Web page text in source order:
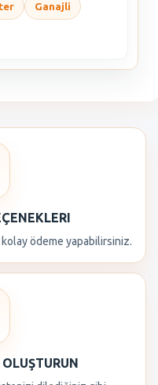
Ganajli
ödeme yapabilirsiniz.